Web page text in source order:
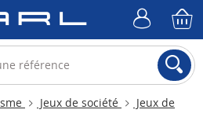
Jeux de société
Jeux de